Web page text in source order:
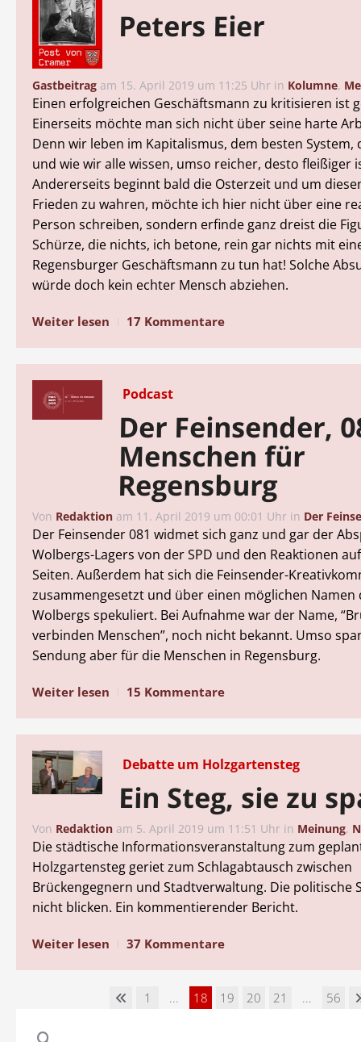
Peters Eier
Gastbeitrag am 15. April 2019 um 11:25 Uhr in Kolumne,
Einen erfolgreichen Geschäftsmann zu kritisieren ist
Einerseits möchte man sich nicht über seine harte
Denn wir leben im Kapitalismus, dem besten System,
und wie wir alle wissen, umso reicher, desto fleißiger
Andererseits beginnt bald die Osterzeit und um
Frieden zu wahren, möchte ich hier nicht über eine
Person schreiben, sondern erfinde ganz dreist die
Schürze, die nichts, ich betone, rein gar nichts mit
Regensburger Geschäftsmann zu tun hat! Solche
würde doch kein echter Mensch abziehen.
Weiter lesen 17 Kommentare
Podcast
Der Feinsender,
Menschen für
Regensburg
Von Redaktion am 11. April 2019 um 00:01 Uhr in Der
Der Feinsender 081 widmet sich ganz und gar der
Wolbergs-Lagers von der SPD und den Reaktionen
Seiten. Außerdem hat sich die Feinsender-
zusammengesetzt und über einen möglichen Namen
Wolbergs spekuliert. Bei Aufnahme war der Name,
verbinden Menschen”, noch nicht bekannt. Umso
Sendung aber für die Menschen in Regensburg.
Weiter lesen 15 Kommentare
Debatte um Holzgartensteg
Ein Steg, sie zu
Von Redaktion am 5. April 2019 um 11:51 Uhr in Meinung,
Die städtische Informationsveranstaltung zum
Holzgartensteg geriet zum Schlagabtausch zwischen
Brückengegnern und Stadtverwaltung. Die politische
nicht blicken. Ein kommentierender Bericht.
Weiter lesen 37 Kommentare
1 ... 18 19 20 21 ... 56